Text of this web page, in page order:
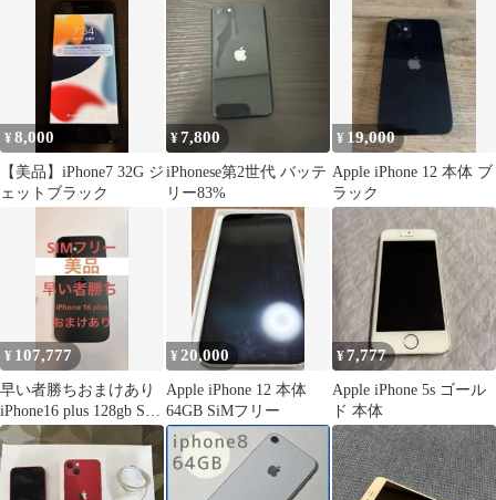
¥8,000
【美品】iPhone7 32G ジ
ェットブラック
¥7,800
iPhonese第2世代 バッテ
リー83%
¥ 19,000
Apple iPhone 12 本体 ブ
ラック
¥ 107,777
早い者勝ちおまけあり
iPhone16 plus 128gb SIM
フリー
¥ 20,000
Apple iPhone 12 本体
64GB SiMフリー
¥7,777
Apple iPhone 5s ゴール
ド 本体